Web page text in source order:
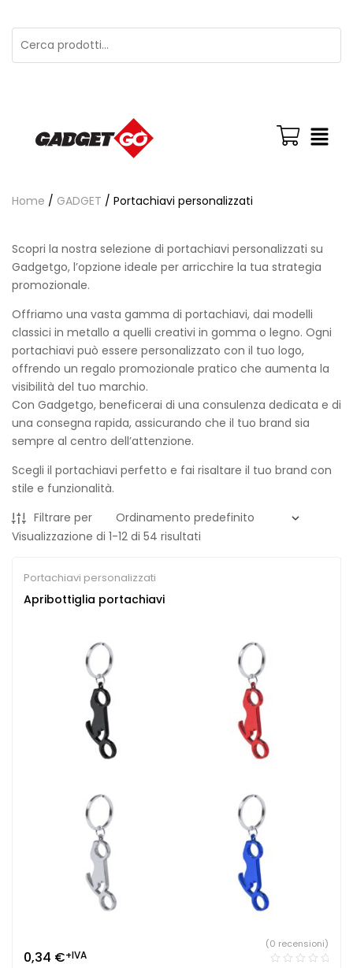
Home / GADGET / Portachiavi personalizzati
Scopri la nostra selezione di portachiavi personalizzati su
Gadgetgo, l’opzione ideale per arricchire la tua strategia
promozionale.
Offriamo una vasta gamma di portachiavi, dai modelli
classici in metallo a quelli creativi in gomma o legno. Ogni
portachiavi può essere personalizzato con il tuo logo,
offrendo un regalo promozionale pratico che aumenta la
visibilità del tuo marchio.
Con Gadgetgo, beneficerai di una consulenza dedicata e di
una consegna rapida, assicurando che il tuo brand sia
sempre al centro dell’attenzione.
Scegli il portachiavi perfetto e fai risaltare il tuo brand con
stile e funzionalità.
Filtrare per
Visualizzazione di 1-12 di 54 risultati
Portachiavi personalizzati
Apribottiglia portachiavi
0,34 €+IVA
(0 recensioni)